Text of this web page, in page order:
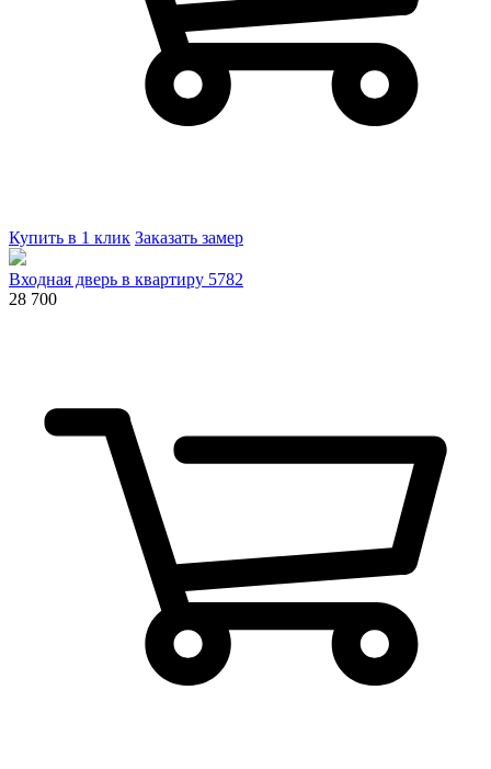
Купить в 1 клик Заказать замер
Входная дверь в квартиру 5782
28 700